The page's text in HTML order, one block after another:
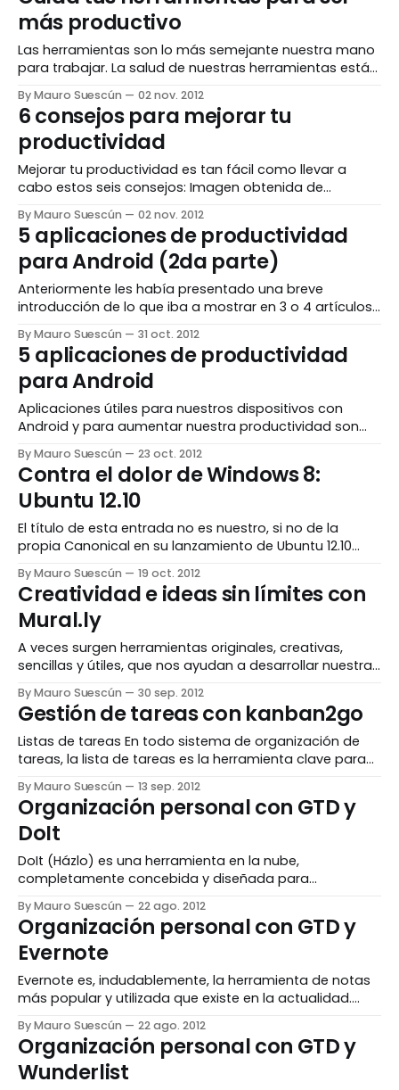
carrera profesional, y basada en
más productivo
Las herramientas son lo más semejante nuestra mano
para trabajar. La salud de nuestras herramientas está
íntimamente ligada a la salud de nuestra
productividad y de nuestro trabajo. Imagen original de
Doug Powel, extraída de Stockvault:
http://www.stockvault.net/photo/108522/grampas-
workshop ¿Tienes las herramientas que realmente
necesitas?
By Mauro Suescún 02 nov. 2012
6 consejos para mejorar tu
productividad
Mejorar tu productividad es tan fácil como llevar a
cabo estos seis consejos: Imagen obtenida de
de tareas actualizado es la clave del éxito para una
organización eficaz y eficiente. Las circunstancias son
dinámicas y las tareas se someten a esta naturaleza,
cambiando su
By Mauro Suescún 02 nov. 2012
5 aplicaciones de productividad
para Android (2da parte)
Anteriormente les había presentado una breve
introducción de lo que iba a mostrar en 3 o 4 artículos
con "5 aplicaciones de productividad para Android".
Estas publicaciones serán cada 8 días. Sin más
preámbulo y directo al grano, he aquí la segunda parte
de lo prometido. Ubuntu One
By Mauro Suescún 31 oct. 2012
5 aplicaciones de productividad
para Android
Aplicaciones útiles para nuestros dispositivos con
Android y para aumentar nuestra productividad son
diversas. Es por eso que a partir de hoy mostraré
algunas de estas aplicaciones con las que podemos
ser más eficientes en nuestro día a día, bien sea por
cuestiones laborales o de estudio. Con la elaboración
By Mauro Suescún 23 oct. 2012
Contra el dolor de Windows 8:
Ubuntu 12.10
El título de esta entrada no es nuestro, si no de la
propia Canonical en su lanzamiento de Ubuntu 12.10
"Quantal Quetzal". En el sitio oficial de Ubuntu estuvo,
durante un tiempo, el siguiente anuncio provocativo:
“Avoid the pain of Windows 8. The all-new Ubuntu 12.
By Mauro Suescún 19 oct. 2012
Creatividad e ideas sin límites con
Mural.ly
A veces surgen herramientas originales, creativas,
sencillas y útiles, que nos ayudan a desarrollar nuestras
ideas y nuestra creatividad. Mural.ly es un buen ejemplo
ello, permitiéndonos crear rápidamente murales para
nuestras lluvias de ideas, sin las restricciones de
jerarquía de un mapa mental, con la particularidad de
presentarlo con
By Mauro Suescún 30 sep. 2012
Gestión de tareas con kanban2go
Listas de tareas En todo sistema de organización de
tareas, la lista de tareas es la herramienta clave para
trabajar en el día a día. Esta lista es generada por la
revisión de tareas, la cual establece qué tareas van a
incorporarse a la lista, sus prioridades y el compromiso
By Mauro Suescún 13 sep. 2012
Organización personal con GTD y
DoIt
DoIt (Házlo) es una herramienta en la nube,
completamente concebida y diseñada para
implementar GTD de forma sencilla y funcional, sin
necesidad de adaptar nada. Está disponible como
aplicación Web (accesible desde cualquier navegador
en cualquier sistema operativo), o como aplicación
By Mauro Suescún 22 ago. 2012
Organización personal con GTD y
Evernote
Evernote es, indudablemente, la herramienta de notas
más popular y utilizada que existe en la actualidad.
Permite trabajar cómodamente desde un ordenador o
desde un dispositivo móvil, gracias a su filosofía web
en nube. Pero lo más sorprendente es su especialidad:
la recopilación. Permite capturar todo tipo de notas, y
By Mauro Suescún 22 ago. 2012
Organización personal con GTD y
Wunderlist